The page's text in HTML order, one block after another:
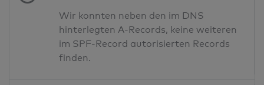
Wir konnten neben den im DNS
hinterlegten A-Records, keine weiteren
im SPF-Record autorisierten Records
finden.